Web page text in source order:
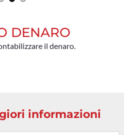
DENARO
il denaro.
informazioni